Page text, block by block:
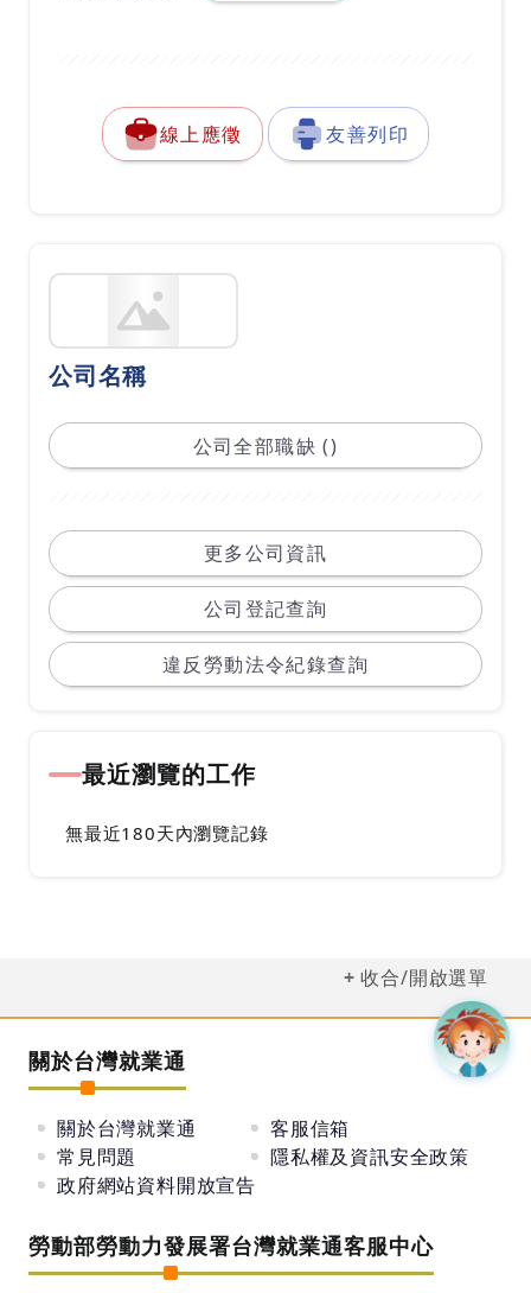
線上應徵 友善列印
公司名稱
公司全部職缺 ()
更多公司資訊
公司登記查詢
違反勞動法令紀錄查詢
最近瀏覽的工作
無最近180天內瀏覽記錄
收合/開啟選單
關於台灣就業通
關於台灣就業通
客服信箱
常見問題
隱私權及資訊安全政策
政府網站資料開放宣告
勞動部勞動力發展署台灣就業通客服中心